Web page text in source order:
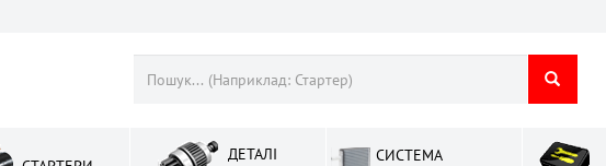
ДЕТАЛІ
СИСТЕМА